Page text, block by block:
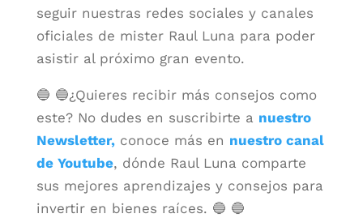
seguir nuestras redes sociales y canales
oficiales de mister Raul Luna para poder
asistir al próximo gran evento.
🔵 🔵¿Quieres recibir más consejos como
este? No dudes en suscribirte a nuestro
Newsletter,conoce más en nuestro canal
de Youtube, dónde Raul Luna comparte
sus mejores aprendizajes y consejos para
invertir en bienes raíces. 🔵 🔵